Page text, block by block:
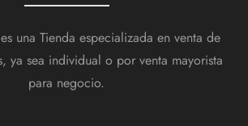
una Tienda especializada en venta de
ya sea individual o por venta mayorista
para negocio.